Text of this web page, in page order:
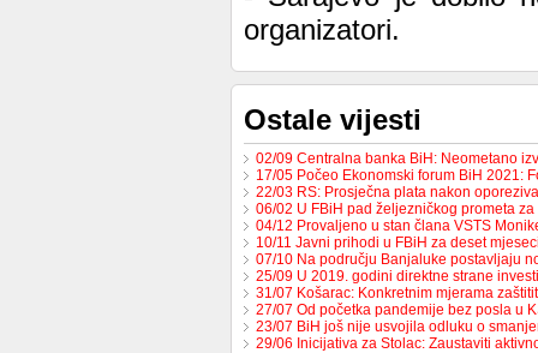
organizatori.
Ostale vijesti
02/09 Centralna banka BiH: Neometano
17/05 Počeo Ekonomski forum BiH 2021:
22/03 RS: Prosječna plata nakon
06/02 U FBiH pad željezničkog prometa
04/12 Provaljeno u stan člana VSTS
10/11 Javni prihodi u FBiH za deset
07/10 Na području Banjaluke postavljaju
25/09 U 2019. godini direktne strane
31/07 Košarac: Konkretnim mjerama
27/07 Od početka pandemije bez posla u
23/07 BiH još nije usvojila odluku o
29/06 Inicijativa za Stolac: Zaustaviti